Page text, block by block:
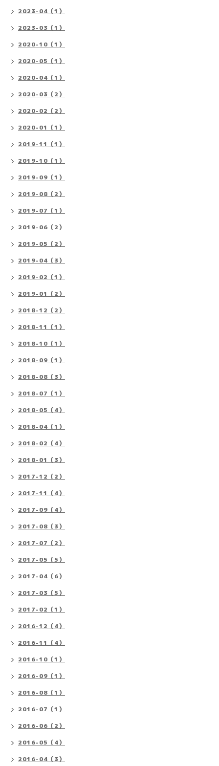
2023-04（1）
2023-03（1）
2020-10（1）
2020-05（1）
2020-04（1）
2020-03（2）
2020-02（2）
2020-01（1）
2019-11（1）
2019-10（1）
2019-09（1）
2019-08（2）
2019-07（1）
2019-06（2）
2019-05（2）
2019-04（3）
2019-02（1）
2019-01（2）
2018-12（2）
2018-11（1）
2018-10（1）
2018-09（1）
2018-08（3）
2018-07（1）
2018-05（4）
2018-04（1）
2018-02（4）
2018-01（3）
2017-12（2）
2017-11（4）
2017-09（4）
2017-08（3）
2017-07（2）
2017-05（5）
2017-04（6）
2017-03（5）
2017-02（1）
2016-12（4）
2016-11（4）
2016-10（1）
2016-09（1）
2016-08（1）
2016-07（1）
2016-06（2）
2016-05（4）
2016-04（3）